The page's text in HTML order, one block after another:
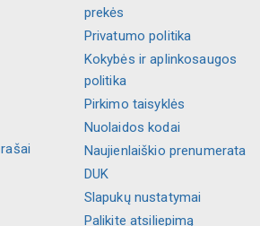
prekės
Privatumo politika
Kokybės ir aplinkosaugos
politika
Pirkimo taisyklės
Nuolaidos kodai
Naujienlaiškio prenumerata
DUK
Slapukų nustatymai
Palikite atsiliepimą